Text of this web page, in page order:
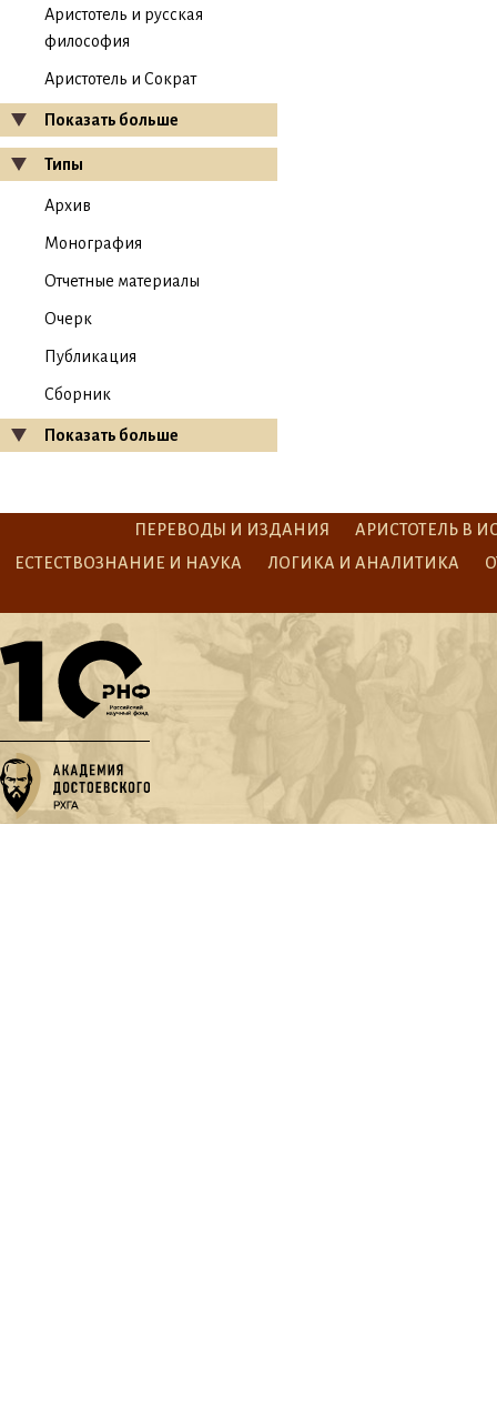
Аристотель и русская
философия
Аристотель и Сократ
Показать больше
Типы
Архив
Монография
Отчетные материалы
Очерк
Публикация
Сборник
Показать больше
ПЕРЕВОДЫ И ИЗДАНИЯ
АРИСТОТЕЛЬ В
ЕСТЕСТВОЗНАНИЕ И НАУКА
ЛОГИКА И АНАЛИТИКА